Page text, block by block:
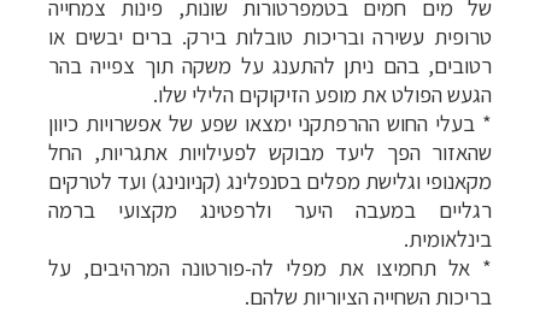
של מים חמים בטמפרטורות שונות, פינות צמחייה
טרופית עשירה ובריכות טובלות בירק. ברים יבשים או
רטובים, בהם ניתן להתענג על משקה תוך צפייה בהר
הגעש הפולט את מופע הזיקוקים הלילי שלו.
* בעלי החוש ההרפתקני ימצאו שפע של אפשרויות כיוון
שהאזור הפך ליעד מבוקש לפעילויות אתגריות, החל
מקאנופי וגלישת מפלים בסנפלינג (קניונינג) ועד לטרקים
רגליים במעבה היער ולרפטינג מקצועי ברמה
בינלאומית.
* אל תחמיצו את מפלי לה-פורטונה המרהיבים, על
בריכות השחייה הציוריות שלהם.